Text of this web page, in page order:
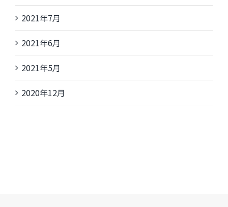
2021年7月
2021年6月
2021年5月
2020年12月